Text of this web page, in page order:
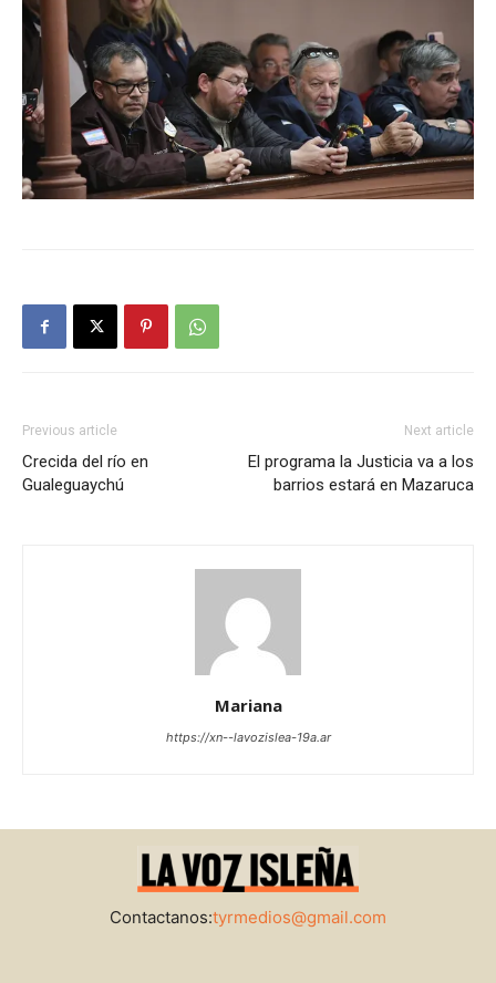
Previous article
Crecida del río en
Gualeguaychú
Next article
El programa la Justicia va a los
barrios estará en Mazaruca
Mariana
https://xn--lavozislea-19a.ar
Contactanos:tyrmedios@gmail.com